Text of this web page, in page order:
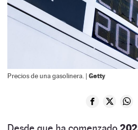
Precios de una gasolinera. | Getty